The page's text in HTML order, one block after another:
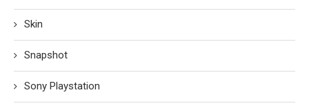
Skin
Snapshot
Sony Playstation